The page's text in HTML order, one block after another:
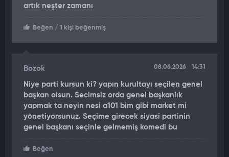
artık neşter zamanı
Beğen / 1 kişi beğenmiş
Bozok 08.06.2026 14:31
Niye parti kursun ki? yapın kurultayı seçilen genel
başkan olsun. Secimsiz orda genel başkanlık
yapmak ta neyin nesi a101 bim gibi market mi
yönetiyorsunuz. Seçime girecek siyasi partinin
genel başkanı seçinle gelmemiş komedi bu
Beğen